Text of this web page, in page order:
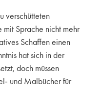
verschütteten
Sprache nicht mehr
Schaffen einen
hat sich in der
doch müssen
und Malbücher für